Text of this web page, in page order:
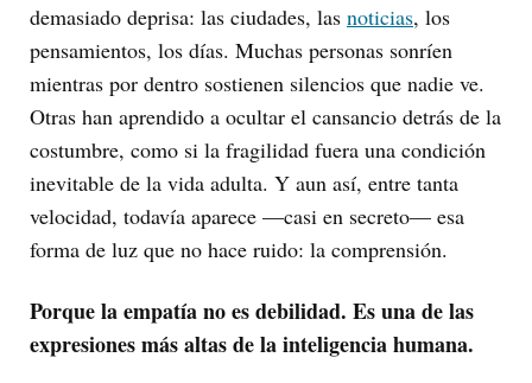
demasiado deprisa: las ciudades, las noticias, los
pensamientos, los días. Muchas personas sonríen
mientras por dentro sostienen silencios que nadie ve.
Otras han aprendido a ocultar el cansancio detrás de la
costumbre, como si la fragilidad fuera una condición
inevitable de la vida adulta. Y aun así, entre tanta
velocidad, todavía aparece —casi en secreto— esa
forma de luz que no hace ruido: la comprensión.
Porque la empatía no es debilidad. Es una de las
expresiones más altas de la inteligencia humana.